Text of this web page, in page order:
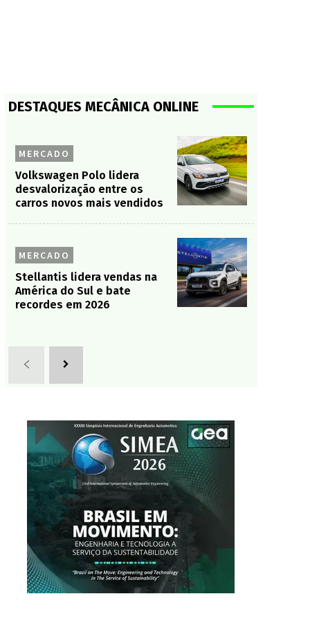
DESTAQUES MECÂNICA ONLINE
MERCADO
Volkswagen Polo lidera
desvalorização entre os
carros novos mais vendidos
MERCADO
Stellantis lidera vendas na
América do Sul e bate
recordes em 2026